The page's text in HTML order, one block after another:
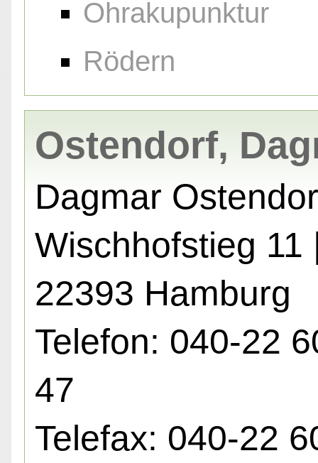
Ohrakupunktur
Rödern
Ostendorf,
Dagmar
Wischhofstieg 11
22393 Hamburg
Telefon: 040-22
47
Telefax: 040-22